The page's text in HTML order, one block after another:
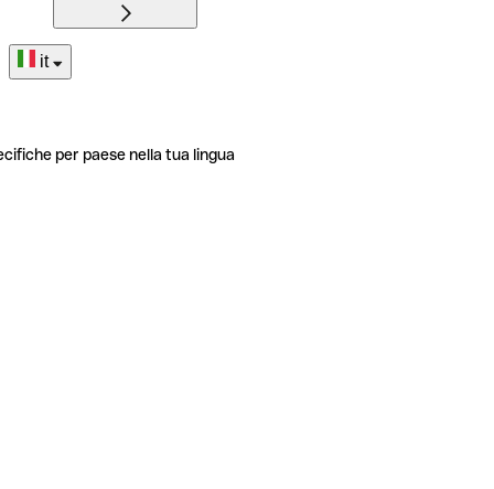
it
per paese nella tua lingua